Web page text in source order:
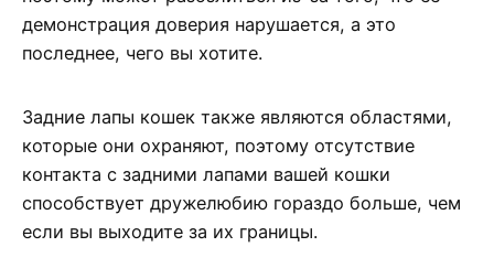
демонстрация доверия нарушается, а это
последнее, чего вы хотите.
Задние лапы кошек также являются областями,
которые они охраняют, поэтому отсутствие
контакта с задними лапами вашей кошки
способствует дружелюбию гораздо больше, чем
если вы выходите за их границы.